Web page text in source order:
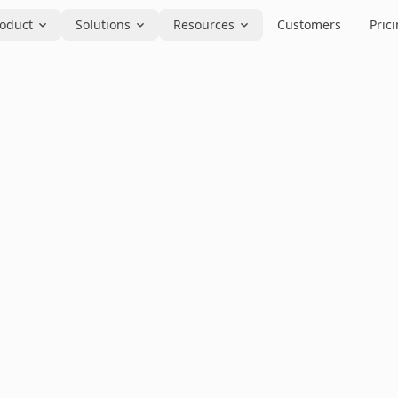
Solutions Resources Customers